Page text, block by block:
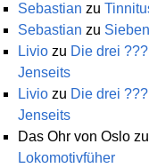
Sebastian zu
Sebastian zu
Livio zu Die drei
Jenseits
Livio zu Die drei
Jenseits
Das Ohr von Oslo zu
Lokomotivfüher